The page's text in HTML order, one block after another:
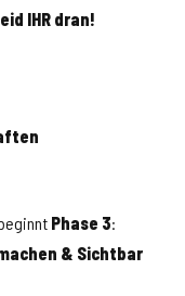
IHR dran!
Phase 3:
& Sichtbar